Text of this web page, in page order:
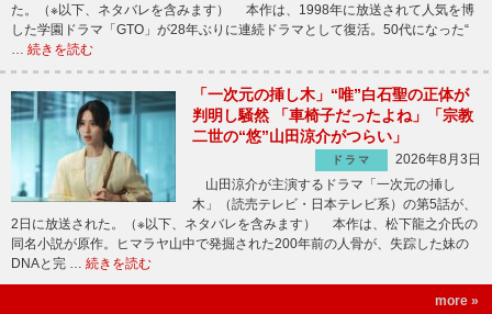
た。（※以下、ネタバレを含みます） 本作は、1998年に放送されて人気を博
した学園ドラマ「GTO」が28年ぶりに連続ドラマとして復活。50代になった“
… 続きを読む
「一次元の挿し木」“唯”白石聖の正体が
判明し騒然 「車椅子だったよね」「宗教
二世の“悠”山田涼介がつらい」
ドラマ
2026年8月3日
山田涼介が主演するドラマ「一次元の挿し
木」（読売テレビ・日本テレビ系）の第5話が、
2日に放送された。（※以下、ネタバレを含みます） 本作は、松下龍之介氏の
同名小説が原作。ヒマラヤ山中で発掘された200年前の人骨が、失踪した妹の
DNAと完 … 続きを読む
more »